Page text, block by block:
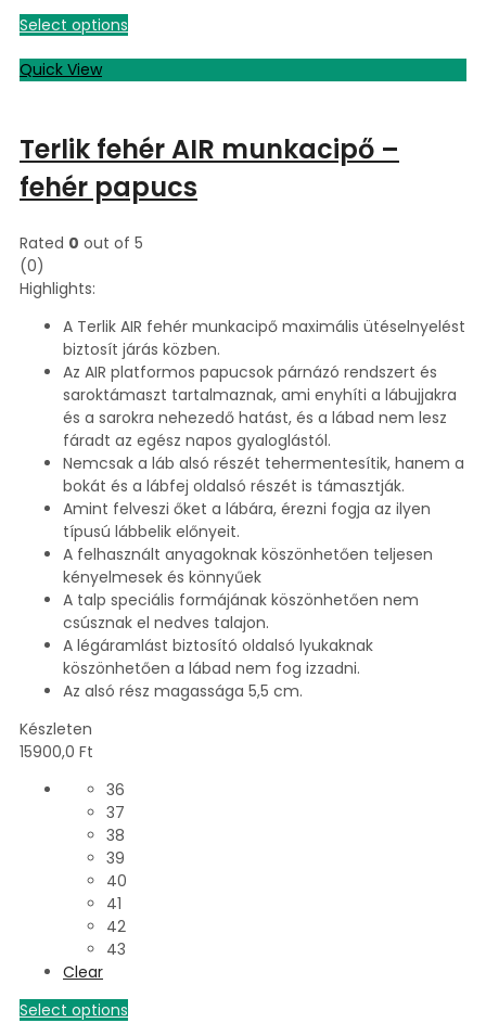
Select options
Quick View
Terlik fehér AIR munkacipő –
fehér papucs
Rated 0 out of 5
(0)
Highlights:
A Terlik AIR fehér munkacipő maximális ütéselnyelést
biztosít járás közben.
Az AIR platformos papucsok párnázó rendszert és
saroktámaszt tartalmaznak, ami enyhíti a lábujjakra
és a sarokra nehezedő hatást, és a lábad nem lesz
fáradt az egész napos gyaloglástól.
Nemcsak a láb alsó részét tehermentesítik, hanem a
bokát és a lábfej oldalsó részét is támasztják.
Amint felveszi őket a lábára, érezni fogja az ilyen
típusú lábbelik előnyeit.
A felhasznált anyagoknak köszönhetően teljesen
kényelmesek és könnyűek
A talp speciális formájának köszönhetően nem
csúsznak el nedves talajon.
A légáramlást biztosító oldalsó lyukaknak
köszönhetően a lábad nem fog izzadni.
Az alsó rész magassága 5,5 cm.
Készleten
15900,0 Ft
36
37
38
39
40
41
42
43
Clear
Select options